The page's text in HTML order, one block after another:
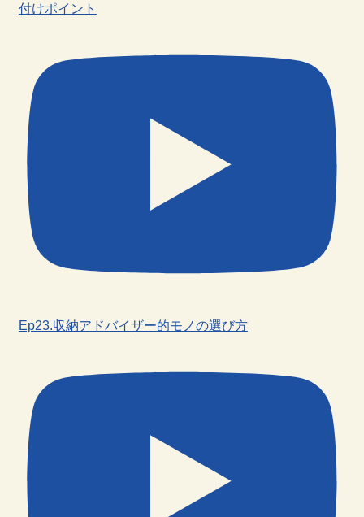
付けポイント
Ep23.収納アドバイザー的モノの選び方